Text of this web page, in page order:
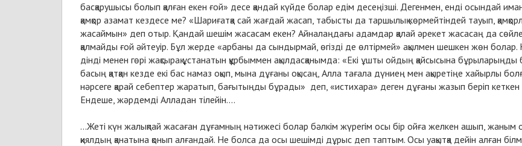
басқарушысы болып қалған екен ғой» десе қандай күйде болар едім десеңізші. Дегенмен, енді осындай
қамқор азамат кездесе ме? «Шариғатқа сай жағдай жасап, табысты да таршылық көрмейтіндей тауып,
жасаймын» деп отыр. Қандай шешім жасасам екен? Айналаңдағы адамдар қалай әрекет жасасаң да
қалмайды ғой әйтеуір. Бұл жерде «арбаны да сындырмай, өгізді де өлтірмей» ақылмен шешкен жөн болар.
дінді менен гөрі жақсырақ ұстанатын құрбыммен ақылдасқанымда: «Екі ұшты ойдың қайсысына бұрыларыңды
басың қатқан кезде екі бас намаз оқып, мына дұғаны оқысаң, Алла тағала дүниең мен ақыретіңе хайырлы
нәрсеге қарай себептер жаратып, бағытыңды бұрады» деп, «истихара» деген дұғаны жазып беріп кеткен
Ендеше, жәрдемді Алладан тілейін....
...Жеті күн жалықпай жасаған дұғамның нәтижесі болар бәлкім жүрегім осы бір ойға желкен ашып, жаным
қиялдың қанатына қонып алғандай. Не болса да осы шешімді дұрыс деп таптым. Осы уақытқа дейін алған